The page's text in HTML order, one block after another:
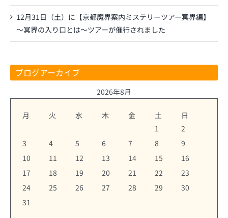
12月31日（土）に【京都魔界案内ミステリーツアー冥界編】
～冥界の入り口とは～ツアーが催行されました
ブログアーカイブ
2026年8月
月 火 水 木 金 土
日
1
2
3
4 5 6 7 8
9
10
11 12 13 14 15
16
17
18 19 20 21 22
23
24
25 26 27 28 29
30
31